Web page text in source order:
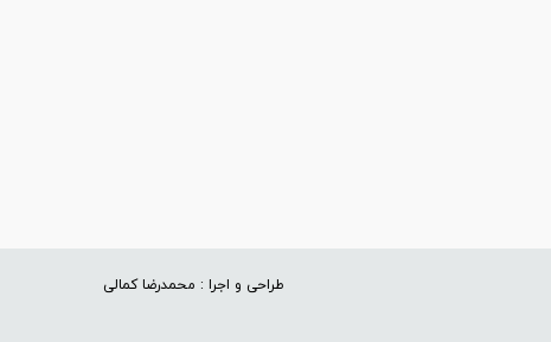
طراحی و اجرا : محمدرضا کمالی